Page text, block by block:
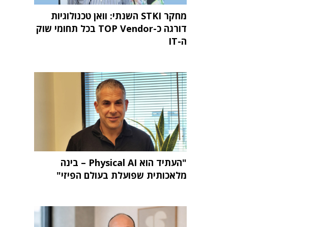
מחקר STKI השנתי: וואן טכנולוגיות
דורגה כ-TOP Vendor בכל תחומי שוק
ה-IT
"העתיד הוא Physical AI – בינה
מלאכותית שפועלת בעולם הפיזי"